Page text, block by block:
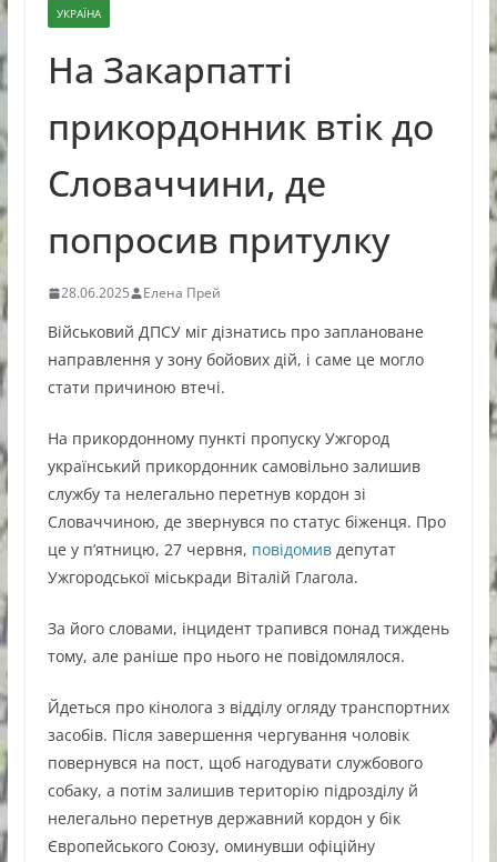
УКРАЇНА
На Закарпатті
прикордонник втік до
Словаччини, де
попросив притулку
28.06.2025 Елена Прей
Військовий ДПСУ міг дізнатись про заплановане
направлення у зону бойових дій, і саме це могло
стати причиною втечі.
На прикордонному пункті пропуску Ужгород
український прикордонник самовільно залишив
службу та нелегально перетнув кордон зі
Словаччиною, де звернувся по статус біженця. Про
це у п’ятницю, 27 червня, повідомивдепутат
Ужгородської міськради Віталій Глагола.
За його словами, інцидент трапився понад тиждень
тому, але раніше про нього не повідомлялося.
Йдеться про кінолога з відділу огляду транспортних
засобів. Після завершення чергування чоловік
повернувся на пост, щоб нагодувати службового
собаку, а потім залишив територію підрозділу й
нелегально перетнув державний кордон у бік
Європейського Союзу, оминувши офіційну